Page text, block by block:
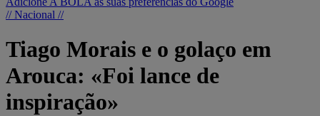
// Nacional //
Tiago Morais e o golaço em
Arouca: «Foi lance de
inspiração»